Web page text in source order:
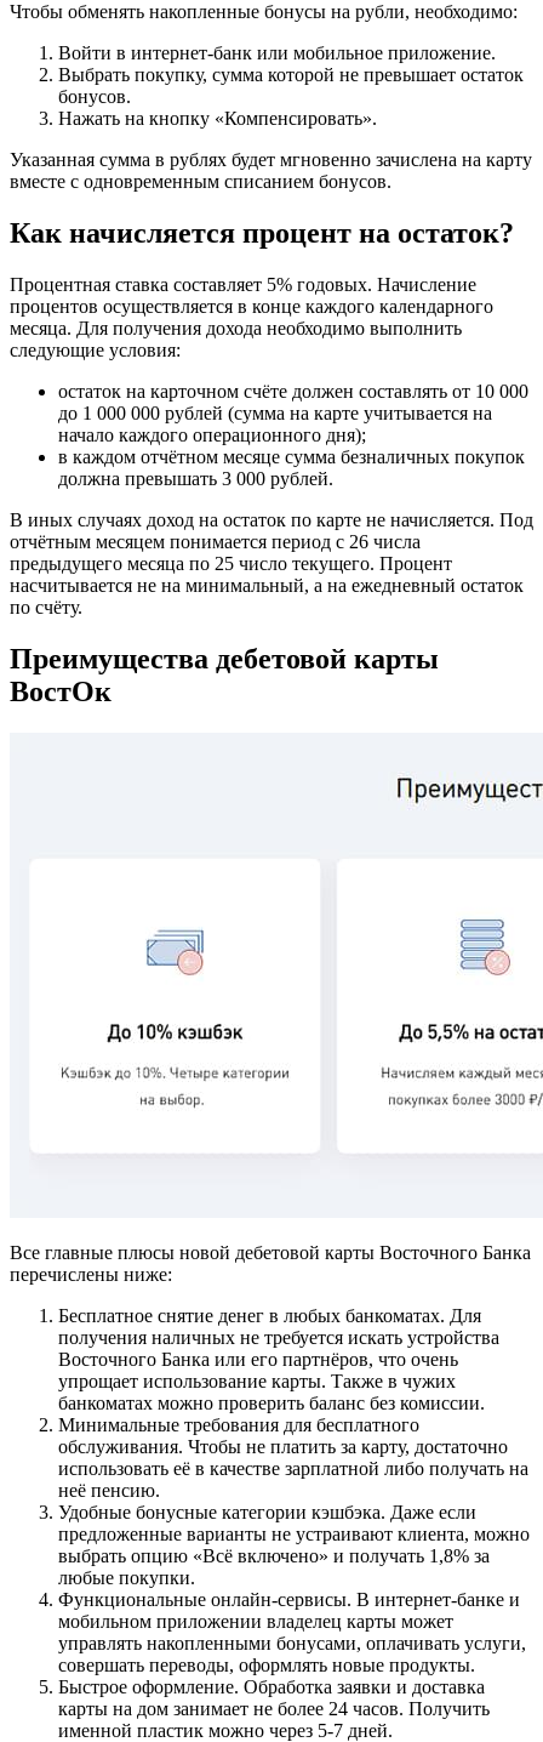
Чтобы обменять накопленные бонусы на рубли, необходимо:
Войти в интернет-банк или мобильное приложение.
Выбрать покупку, сумма которой не превышает остаток
бонусов.
Нажать на кнопку «Компенсировать».
Указанная сумма в рублях будет мгновенно зачислена на карту
вместе с одновременным списанием бонусов.
Как начисляется процент на остаток?
Процентная ставка составляет 5% годовых. Начисление
процентов осуществляется в конце каждого календарного
месяца. Для получения дохода необходимо выполнить
следующие условия:
остаток на карточном счёте должен составлять от 10 000
до 1 000 000 рублей (сумма на карте учитывается на
начало каждого операционного дня);
в каждом отчётном месяце сумма безналичных покупок
должна превышать 3 000 рублей.
В иных случаях доход на остаток по карте не начисляется. Под
отчётным месяцем понимается период с 26 числа
предыдущего месяца по 25 число текущего. Процент
насчитывается не на минимальный, а на ежедневный остаток
по счёту.
Преимущества дебетовой карты
ВостОк
Все главные плюсы новой дебетовой карты Восточного Банка
перечислены ниже:
Бесплатное снятие денег в любых банкоматах. Для
получения наличных не требуется искать устройства
Восточного Банка или его партнёров, что очень
упрощает использование карты. Также в чужих
банкоматах можно проверить баланс без комиссии.
Минимальные требования для бесплатного
обслуживания. Чтобы не платить за карту, достаточно
использовать её в качестве зарплатной либо получать на
неё пенсию.
Удобные бонусные категории кэшбэка. Даже если
предложенные варианты не устраивают клиента, можно
выбрать опцию «Всё включено» и получать 1,8% за
любые покупки.
Функциональные онлайн-сервисы. В интернет-банке и
мобильном приложении владелец карты может
управлять накопленными бонусами, оплачивать услуги,
совершать переводы, оформлять новые продукты.
Быстрое оформление. Обработка заявки и доставка
карты на дом занимает не более 24 часов. Получить
именной пластик можно через 5-7 дней.